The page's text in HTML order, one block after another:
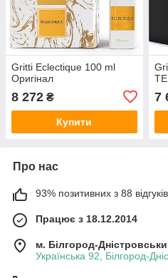
Gritti Eclectique 100 ml
Оригінал
8 272 ₴
Купити
7
Про нас
93% позитивних з 88
Працює з 18.12.2014
м. Білгород-
Українська 92, Білгород-